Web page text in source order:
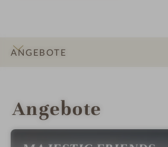
ANGEBOTE
Angebote